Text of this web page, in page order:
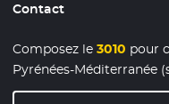
Contact
Composez le3010 pour
Pyrénées-Méditerranée